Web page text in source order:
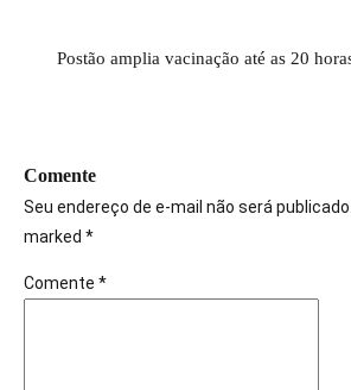
Postão amplia vacinação até as 20
Comente
Seu endereço de e-mail não será
marked *
Comente *